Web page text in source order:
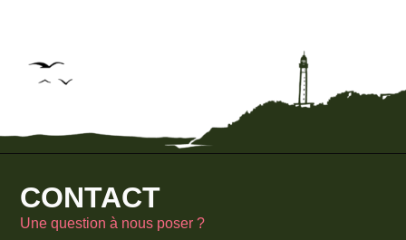
CONTACT
Une question à nous poser ?